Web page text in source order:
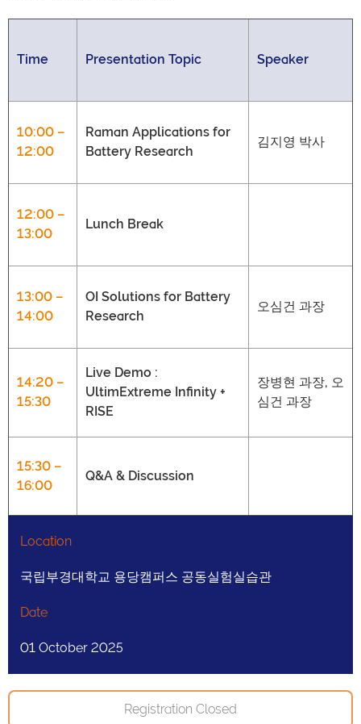
Time Presentation Topic Speaker
10:00 –
12:00
Raman Applications for
Battery Research
김지영 박사
12:00 –
13:00
Lunch Break
13:00 –
14:00
OI Solutions for Battery
Research
오심건 과장
14:20 –
15:30
Live Demo :
UltimExtreme Infinity +
RISE
장병현 과장, 오
심건 과장
15:30 –
16:00
Q&A & Discussion
Location
국립부경대학교 용당캠퍼스 공동실험실습관
Date
01 October 2025
Registration Closed